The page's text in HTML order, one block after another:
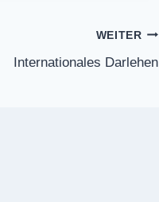
WEITER
Internationales Darlehen